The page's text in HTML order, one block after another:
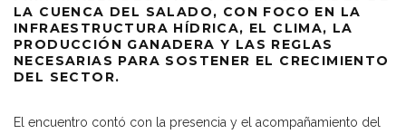
LA CUENCA DEL SALADO, CON FOCO EN LA
INFRAESTRUCTURA HÍDRICA, EL CLIMA, LA
PRODUCCIÓN GANADERA Y LAS REGLAS
NECESARIAS PARA SOSTENER EL CRECIMIENTO
DEL SECTOR.
El encuentro contó con la presencia y el acompañamiento del